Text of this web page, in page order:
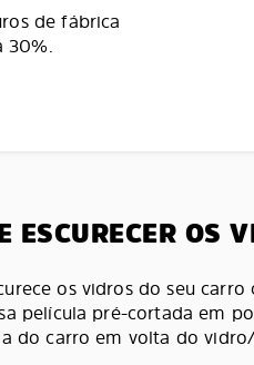
de fábrica
30%.
ESCURECER OS
os vidros do seu
película pré-cortada em
do carro em volta do